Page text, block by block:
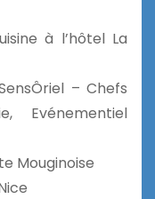
à l’hôtel La
– Chefs
Evénementiel
Mouginoise